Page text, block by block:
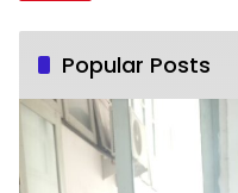
Popular Posts